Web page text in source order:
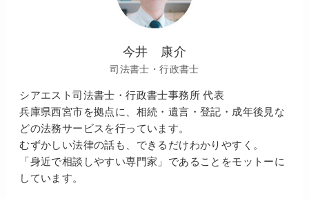
今井 康介
司法書士・行政書士
シアエスト司法書士・行政書士事務所 代表
兵庫県西宮市を拠点に、相続・遺言・登記・成年後見な
どの法務サービスを行っています。
むずかしい法律の話も、できるだけわかりやすく。
「身近で相談しやすい専門家」であることをモットーに
しています。